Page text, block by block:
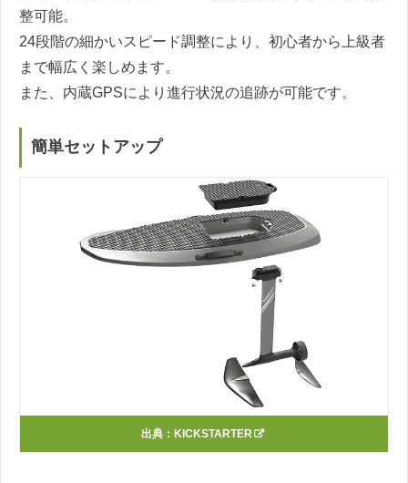
整可能。
24段階の細かいスピード調整により、初心者から上級者
まで幅広く楽しめます。
また、内蔵GPSにより進行状況の追跡が可能です。
簡単セットアップ
出典： KICKSTARTER